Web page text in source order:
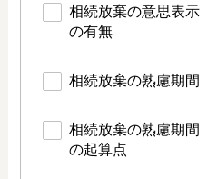
相続放棄の意思表示
の有無
相続放棄の熟慮期間
相続放棄の熟慮期間
の起算点